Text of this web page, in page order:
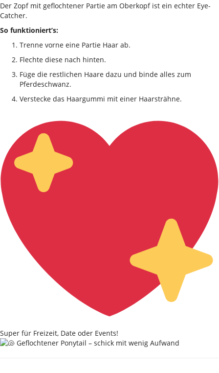
Der Zopf mit geflochtener Partie am Oberkopf ist ein echter Eye-
Catcher.
So funktioniert’s:
Trenne vorne eine Partie Haar ab.
Flechte diese nach hinten.
Füge die restlichen Haare dazu und binde alles zum
Pferdeschwanz.
Verstecke das Haargummi mit einer Haarsträhne.
Super für Freizeit, Date oder Events!